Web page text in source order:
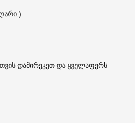
დამირეკეთ და ყველაფერს